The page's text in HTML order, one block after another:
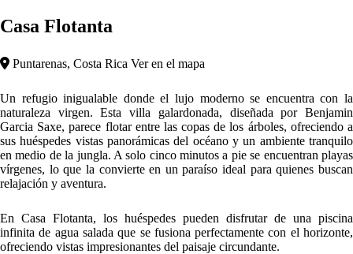
Casa Flotanta
Puntarenas, Costa Rica Ver en el mapa
Un refugio inigualable donde el lujo moderno se encuentra con la
naturaleza virgen. Esta villa galardonada, diseñada por Benjamin
Garcia Saxe, parece flotar entre las copas de los árboles, ofreciendo a
sus huéspedes vistas panorámicas del océano y un ambiente tranquilo
en medio de la jungla. A solo cinco minutos a pie se encuentran playas
vírgenes, lo que la convierte en un paraíso ideal para quienes buscan
relajación y aventura.
En Casa Flotanta, los huéspedes pueden disfrutar de una piscina
infinita de agua salada que se fusiona perfectamente con el horizonte,
ofreciendo vistas impresionantes del paisaje circundante.